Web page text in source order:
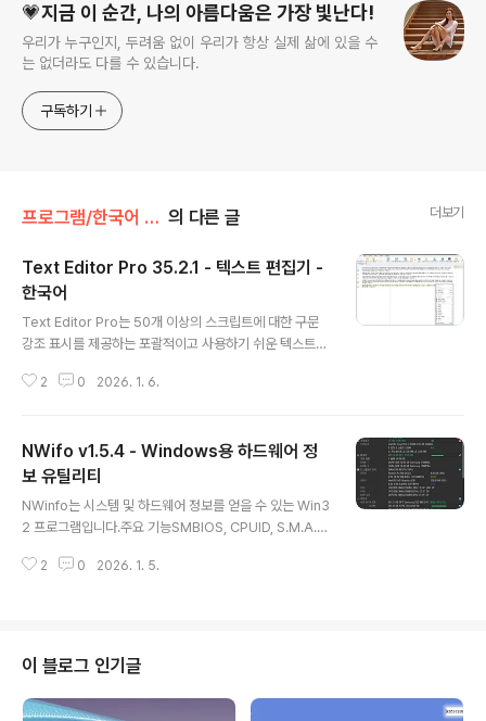
💗지금 이 순간, 나의 아름다움은 가장 빛난다!
우리가 누구인지, 두려움 없이 우리가 항상 실제 삶에 있을 수
는 없더라도 다를 수 있습니다.
구독하기
프로그램/한국어 패치 의 다른 글 더보기
Text Editor Pro 35.2.1 - 텍스트 편집기 -
한국어
Text Editor Pro는 50개 이상의 스크립트에 대한 구문
강조 표시를 제공하는 포괄적이고 사용하기 쉬운 텍스트
T Graph Drawing, DSP, DWScript, Fortran, Foxpr
or Pro는 거의 모든 프로그래머에게 어필할 수 있는 귀중
한 도구가 됩니다.응용 프로그램의 그래픽 디자인이 얼마
나 멋져 보이는지 바로 확인하실 수 있습니다. 단순성과 접
근 용이성에 초점을 맞춥니다. 자주 사용하는 모든 도구는
기본 창의 맨 위에 있는 도구 모음에 표시되지만 마우스 오
른쪽 버튼 클릭 상황에 맞는..
2 0 2026. 1. 6.
NWifo v1.5.4 - Windows용 하드웨어 정
보 유틸리티
NWinfo는 시스템 및 하드웨어 정보를 얻을 수 있는 Win3
2 프로그램입니다.주요 기능SMBIOS, CPUID, S.M.A.R.
다.JSON, YAML, HTML 형식으로 내보내기를 지원합니
2 0 2026. 1. 5.
이 블로그 인기글